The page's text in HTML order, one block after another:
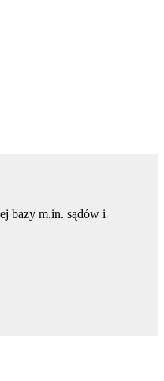
bazy m.in. sądów i